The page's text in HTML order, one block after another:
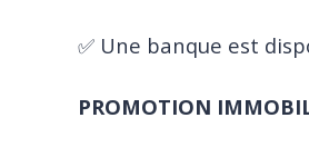
✅ Une banque est
PROMOTION